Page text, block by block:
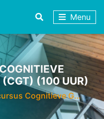
Menu
(CGT) (100 UUR)
Cognitieve G…